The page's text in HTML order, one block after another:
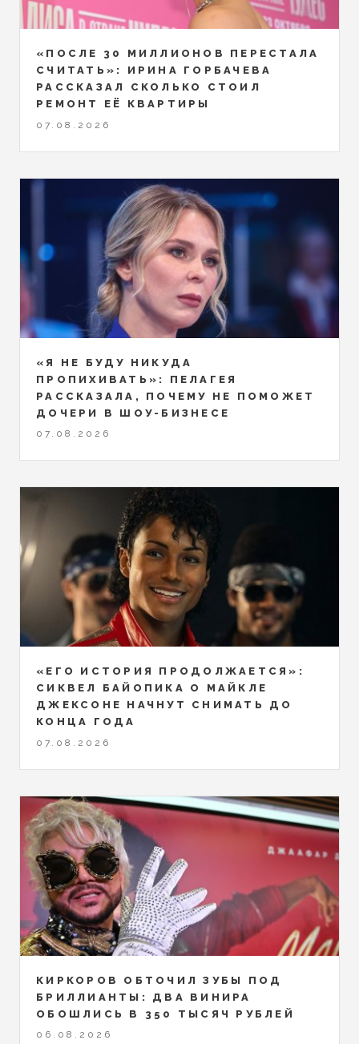
«ПОСЛЕ 30 МИЛЛИОНОВ ПЕРЕСТАЛА
СЧИТАТЬ»: ИРИНА ГОРБАЧЕВА
РАССКАЗАЛ СКОЛЬКО СТОИЛ
РЕМОНТ ЕЁ КВАРТИРЫ
07.08.2026
«Я НЕ БУДУ НИКУДА
ПРОПИХИВАТЬ»: ПЕЛАГЕЯ
РАССКАЗАЛА, ПОЧЕМУ НЕ ПОМОЖЕТ
ДОЧЕРИ В ШОУ-БИЗНЕСЕ
07.08.2026
«ЕГО ИСТОРИЯ ПРОДОЛЖАЕТСЯ»:
СИКВЕЛ БАЙОПИКА О МАЙКЛЕ
ДЖЕКСОНЕ НАЧНУТ СНИМАТЬ ДО
КОНЦА ГОДА
07.08.2026
КИРКОРОВ ОБТОЧИЛ ЗУБЫ ПОД
БРИЛЛИАНТЫ: ДВА ВИНИРА
ОБОШЛИСЬ В 350 ТЫСЯЧ РУБЛЕЙ
06.08.2026